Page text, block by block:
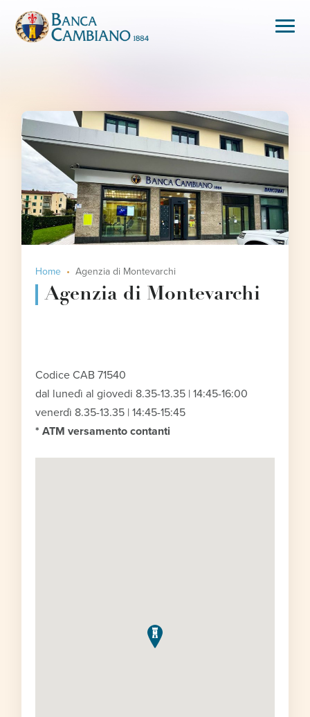
Home Agenzia di Montevarchi
Agenzia di Montevarchi
Codice CAB 71540
dal lunedì al giovedi 8.35-13.35 | 14:45-16:00
venerdì 8.35-13.35 | 14:45-15:45
* ATM versamento contanti